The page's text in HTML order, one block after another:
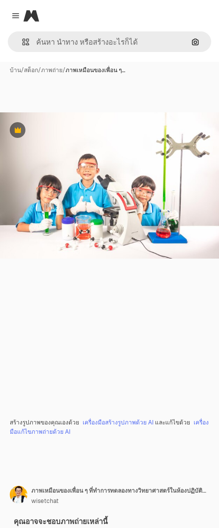
Close menu
Magnific
ค้นหา
บ้าน/สต็อก/ภาพถ่าย/ภาพเหมือนของเพื่อน ๆ…
พรีเมี่ยม
สร้างรูปภาพของคุณเองด้วย เครื่องมือสร้างรูปภาพด้วย AI และแก้ไขด้วย เครื่อง
มือแก้ไขภาพถ่ายด้วย AI
ภาพเหมือนของเพื่อน ๆ ที่ทำการทดลองทางวิทยาศาสตร์ในห้องปฏิบัติการ
wisetchat
คุณอาจจะชอบภาพถ่ายเหล่านี้